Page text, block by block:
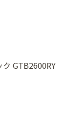
GTB2600RY